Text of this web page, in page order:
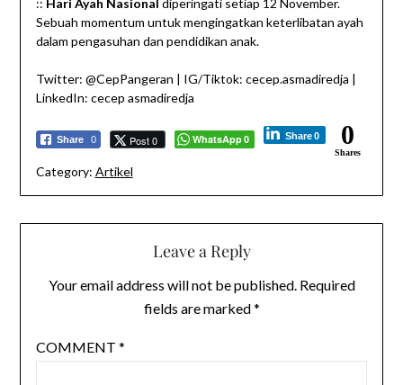
:: Hari Ayah Nasional diperingati setiap 12 November.
Sebuah momentum untuk mengingatkan keterlibatan ayah
dalam pengasuhan dan pendidikan anak.
Twitter: @CepPangeran | IG/Tiktok: cecep.asmadiredja |
LinkedIn: cecep asmadiredja
Share 0 Post 0 WhatsApp 0 Share 0 0
Shares
Category: Artikel
Leave a Reply
Your email address will not be published. Required
fields are marked*
COMMENT *